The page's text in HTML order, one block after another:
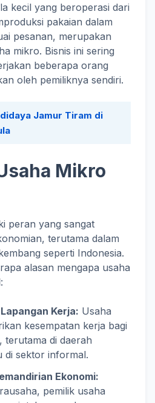
kecil yang beroperasi dari
pakaian dalam
pesanan, merupakan
mikro. Bisnis ini sering
beberapa orang
oleh pemiliknya sendiri.
Jamur Tiram di
Mikro
peran yang sangat
terutama dalam
seperti Indonesia.
alasan mengapa usaha
Kerja: Usaha
kesempatan kerja bagi
terutama di daerah
di sektor informal.
Ekonomi:
pemilik usaha